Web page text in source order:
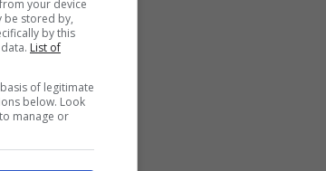
your device
be stored by,
by this
List of
of legitimate
below. Look
manage or